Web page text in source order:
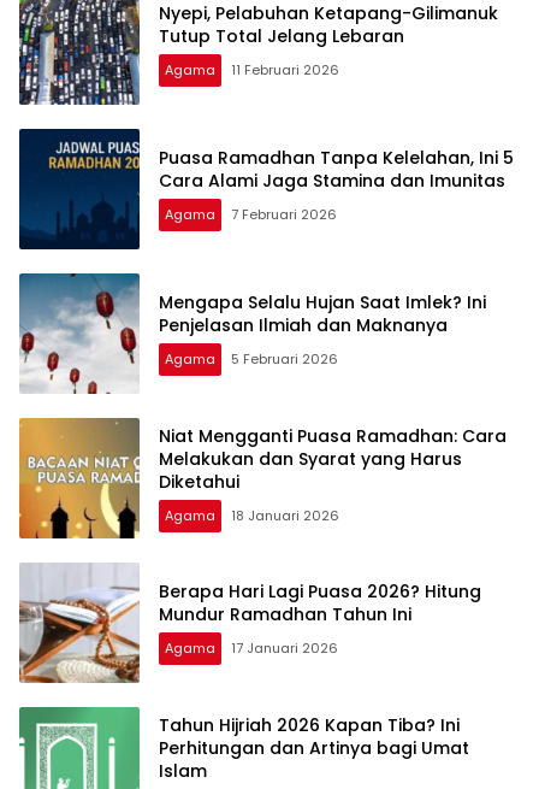
Nyepi, Pelabuhan Ketapang-Gilimanuk
Tutup Total Jelang Lebaran
Agama 11 Februari 2026
Puasa Ramadhan Tanpa Kelelahan, Ini 5
Cara Alami Jaga Stamina dan Imunitas
Agama 7 Februari 2026
Mengapa Selalu Hujan Saat Imlek? Ini
Penjelasan Ilmiah dan Maknanya
Agama 5 Februari 2026
Niat Mengganti Puasa Ramadhan: Cara
Melakukan dan Syarat yang Harus
Diketahui
Agama 18 Januari 2026
Berapa Hari Lagi Puasa 2026? Hitung
Mundur Ramadhan Tahun Ini
Agama 17 Januari 2026
Tahun Hijriah 2026 Kapan Tiba? Ini
Perhitungan dan Artinya bagi Umat
Islam